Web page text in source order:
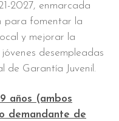
2027, enmarcada
para fomentar la
y mejorar la
desempleadas
de Garantía Juvenil.
años (ambos
demandante de